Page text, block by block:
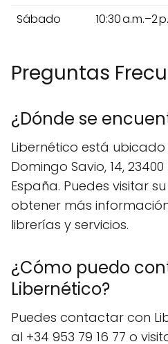
Sábado
10:30 a.m.–2
Preguntas
¿Dónde se
Libernético está ubicado
Domingo Savio, 14,
España. Puedes visitar
obtener más
librerías y servicios.
¿Cómo puedo
Libernético?
Puedes contactar con
al +34 953 79 16 77 o